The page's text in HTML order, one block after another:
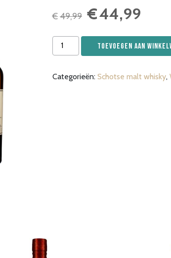
€49,99
prijs
was:
€49,99.
€44,99
prijs
is:
Caol
Ila
70cl
Toevoegen aan
Categorieën: Schotse malt whisky,